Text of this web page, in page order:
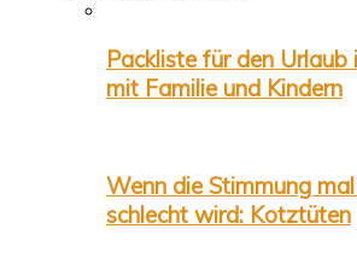
Packliste für den
mit Familie und Kindern
Wenn die Stimmung
schlecht wird: Kotztüten